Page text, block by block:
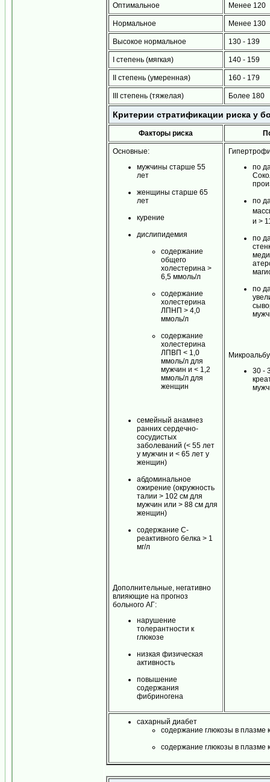
Оптимальное Менее 120
Нормальное Менее 130
Высокое нормальное 130 - 139
I степень (мягкая) 140 - 159
II степень (умеренная) 160 - 179
III степень (тяжелая) Более 180
Критерии стратификации риска у
Факторы риска
Основные:
мужчины старше 55
лет
женщины старше 65
лет
курение
дислипидемия
содержание
общего
холестерина >
6,5 ммоль/л
содержание
холестерина
ЛПНП > 4,0
ммоль/л
содержание
холестерина
ЛПВП < 1,0
ммоль/л для
мужчин и < 1,2
ммоль/л для
женщин
семейный анамнез
ранних сердечно-
сосудистых
заболеваний (< 55 лет
у мужчин и < 65 лет у
женщин)
абдоминальное
ожирение (окружность
талии > 102 см для
мужчин или > 88 см для
женщин)
содержание С-
реактивного белка > 1
мг/л
Дополнительные, негативно
влияющие на прогноз
больного АГ:
нарушение
толерантности к
глюкозе
низкая физическая
активность
повышение
содержания
фибриногена
по
по
и >
по
по
30 -
сахарный диабет
содержание глюкозы в плазме
содержание глюкозы в плазме